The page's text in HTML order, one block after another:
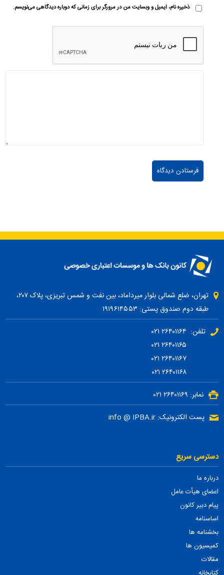
ذخیره نام، ایمیل و وبسایت من در مرورگر برای زمانی که دوباره دیدگاهی می‌نویسم.
تهران، ضلع شمالی بلوار میرداماد، بین نفت و شمس تبریزی، پلاک ۲۰۷،
طبقه دوم صندوق پستی: ۱۹۱۹۶۱۴۵۵۳
تلفن: ۲۶۴۰۱۱۶۴ ۰۲۱
۲۶۴۰۱۱۶۷ ۰۲۱
۲۶۴۰۱۱۶۸ ۰۲۱
نمابر: ۲۶۴۰۱۱۶۹ ۰۲۱
پست الکترونیک: info @ IPBA.ir
دسترسی سریع
درباره ما
اعضای هیأت عامل
پیام دبیر کانون
اساسنامه
بخشنامه ها
کمیسیون ها
مقالات